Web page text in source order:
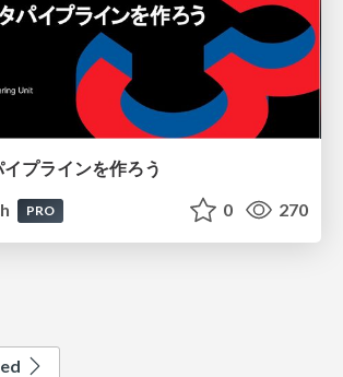
プラインを作ろう
PRO 0 270